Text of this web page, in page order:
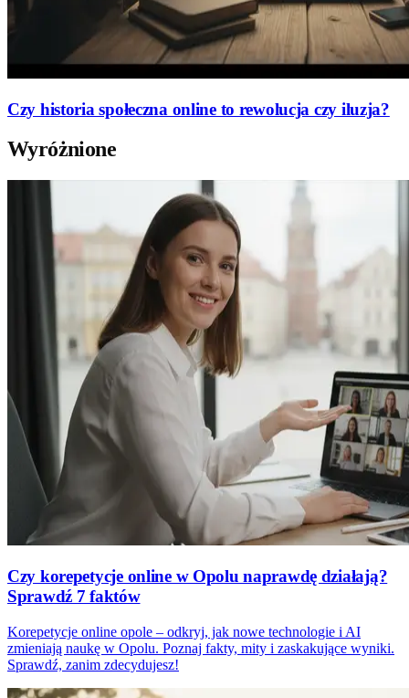
Czy historia społeczna online to rewolucja czy iluzja?
Wyróżnione
Czy korepetycje online w Opolu naprawdę działają?
Sprawdź 7 faktów
Korepetycje online opole – odkryj, jak nowe technologie i AI
zmieniają naukę w Opolu. Poznaj fakty, mity i zaskakujące wyniki.
Sprawdź, zanim zdecydujesz!